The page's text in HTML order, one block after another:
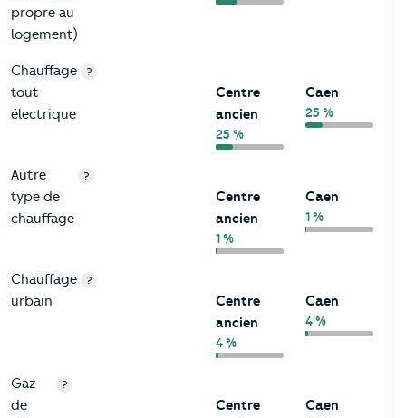
propre au
logement)
Chauffage
tout
électrique
?
Centre
ancien
25 %
Caen
25 %
Autre
type de
chauffage
?
Centre
ancien
1 %
Caen
1 %
Chauffage
urbain
?
Centre
ancien
4 %
Caen
4 %
Gaz
de
?
Centre
Caen